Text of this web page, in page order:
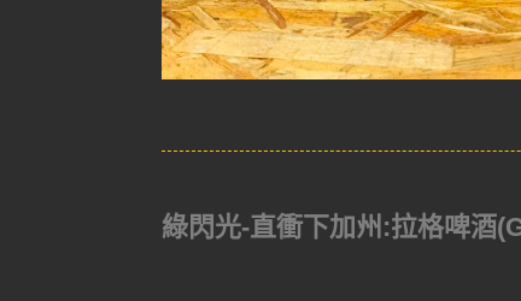
綠閃光-直衝下加州:拉格啤酒